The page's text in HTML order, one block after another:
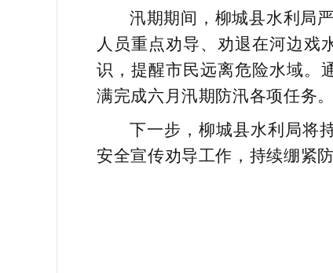
汛期期间，柳城县水利局
人员重点劝导、劝退在河边戏
识，提醒市民远离危险水域。
满完成六月汛期防汛各项任务。
下一步，柳城县水利局将
安全宣传劝导工作，持续绷紧